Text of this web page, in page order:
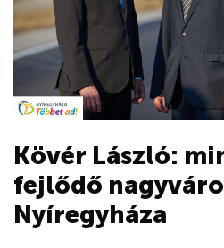
Kövér László:
fejlődő
Nyíregyháza